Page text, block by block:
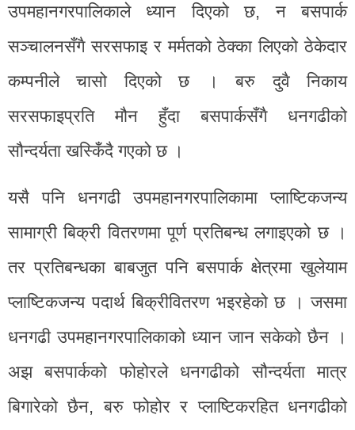
उपमहानगरपालिकाले ध्यान दिएको छ, न बसपार्क
सञ्चालनसँगै सरसफाइ र मर्मतको ठेक्का लिएको ठेकेदार
कम्पनीले चासो दिएको छ । बरु दुवै निकाय
सरसफाइप्रति मौन हुँदा बसपार्कसँगै धनगढीको
सौन्दर्यता खस्किँदै गएको छ ।
यसै पनि धनगढी उपमहानगरपालिकामा प्लाष्टिकजन्य
सामाग्री बिक्री वितरणमा पूर्ण प्रतिबन्ध लगाइएको छ ।
तर प्रतिबन्धका बाबजुत पनि बसपार्क क्षेत्रमा खुलेयाम
प्लाष्टिकजन्य पदार्थ बिक्रीवितरण भइरहेको छ । जसमा
धनगढी उपमहानगरपालिकाको ध्यान जान सकेको छैन ।
अझ बसपार्कको फोहोरले धनगढीको सौन्दर्यता मात्र
बिगारेको छैन, बरु फोहोर र प्लाष्टिकरहित धनगढीको